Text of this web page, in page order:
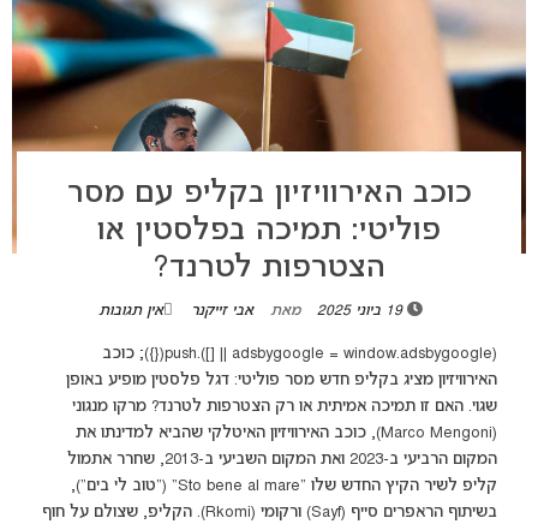
כוכב האירוויזיון בקליפ עם מסר
פוליטי: תמיכה בפלסטין או
הצטרפות לטרנד?
19 ביוני 2025 מאת אבי זייקנר אין תגובות
(adsbygoogle = window.adsbygoogle || []).push({}); כוכב
האירוויזיון מציג בקליפ חדש מסר פוליטי: דגל פלסטין מופיע באופן
שגוי. האם זו תמיכה אמיתית או רק הצטרפות לטרנד? מרקו מנגוני
(Marco Mengoni), כוכב האירוויזיון האיטלקי שהביא למדינתו את
המקום הרביעי ב-2023 ואת המקום השביעי ב-2013, שחרר אתמול
קליפ לשיר הקיץ החדש שלו "Sto bene al mare" ("טוב לי בים"),
בשיתוף הראפרים סייף (Sayf) ורקומי (Rkomi). הקליפ, שצולם על חוף